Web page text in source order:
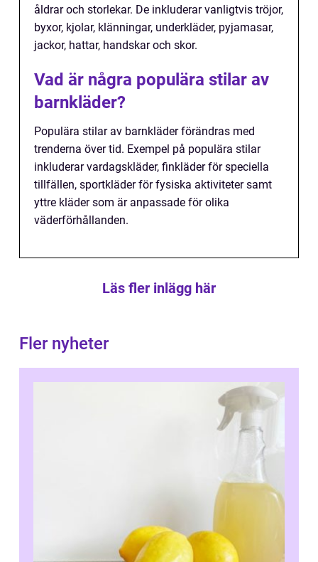
åldrar och storlekar. De inkluderar vanligtvis tröjor,
byxor, kjolar, klänningar, underkläder, pyjamasar,
jackor, hattar, handskar och skor.
Vad är några populära stilar av
barnkläder?
Populära stilar av barnkläder förändras med
trenderna över tid. Exempel på populära stilar
inkluderar vardagskläder, finkläder för speciella
tillfällen, sportkläder för fysiska aktiviteter samt
yttre kläder som är anpassade för olika
väderförhållanden.
Läs fler inlägg här
Fler nyheter